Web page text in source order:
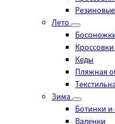
Лето
Кеды
Пляжная
Зима
Ботинки и
Валенки